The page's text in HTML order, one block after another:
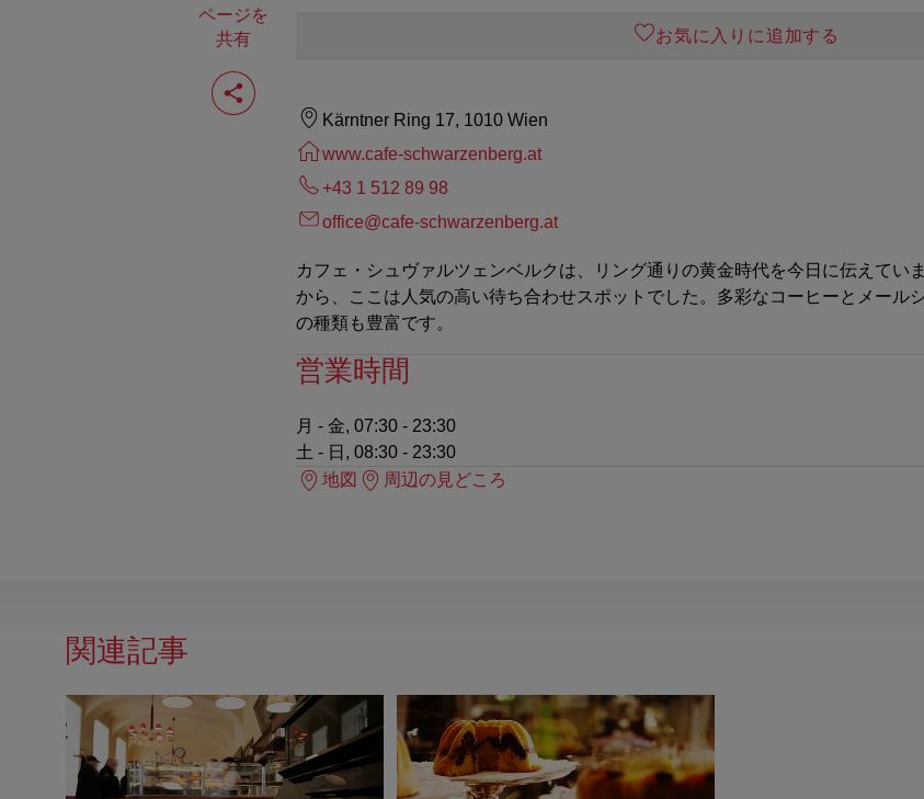
ページを
共有
ペ
ー
ジ
お気に入りに追加する
Kärntner Ring 17, 1010 Wien
www.cafe-schwarzenberg.at
+43 1 512 89 98
office@cafe-schwarzenberg.at
カフェ・シュヴァルツェンベルクは、リング通りの黄金時代を今日に伝えてい
から、ここは人気の高い待ち合わせスポットでした。多彩なコーヒーとメール
の種類も豊富です。
営業時間
月 - 金, 07:30 - 23:30
土 - 日, 08:30 - 23:30
地図
周辺の見どころ
関連記事